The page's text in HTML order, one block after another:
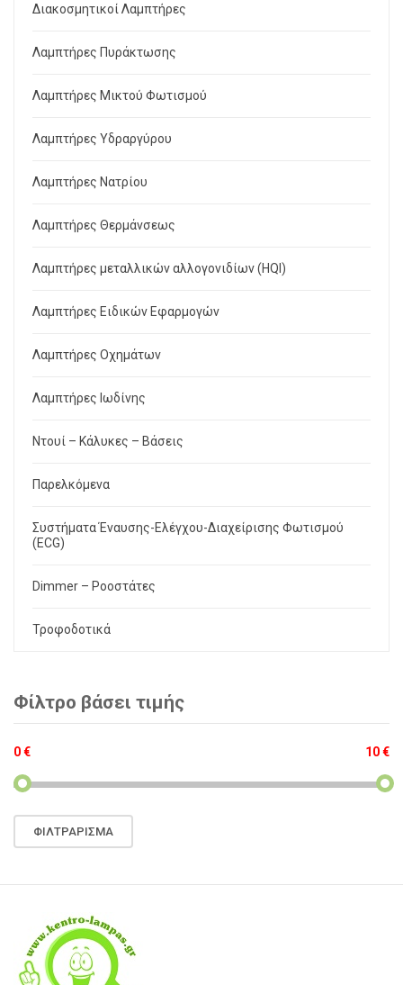
Διακοσμητικοί Λαμπτήρες
Λαμπτήρες Πυράκτωσης
Λαμπτήρες Μικτού Φωτισμού
Λαμπτήρες Υδραργύρου
Λαμπτήρες Νατρίου
Λαμπτήρες Θερμάνσεως
Λαμπτήρες μεταλλικών αλλογονιδίων (HQI)
Λαμπτήρες Ειδικών Εφαρμογών
Λαμπτήρες Οχημάτων
Λαμπτήρες Ιωδίνης
Ντουί – Κάλυκες – Βάσεις
Παρελκόμενα
Συστήματα Έναυσης-Ελέγχου-Διαχείρισης Φωτισμού
(ECG)
Dimmer – Ροοστάτες
Τροφοδοτικά
Φίλτρο βάσει τιμής
Ελάχιστη
Μέγιστη
ΦΙΛΤΡΆΡΙΣΜΑ
0 € 10 €